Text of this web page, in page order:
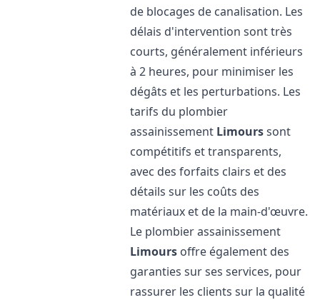
de blocages de canalisation. Les
délais d'intervention sont très
courts, généralement inférieurs
à 2 heures, pour minimiser les
dégâts et les perturbations. Les
tarifs du plombier
assainissement Limourssont
compétitifs et transparents,
avec des forfaits clairs et des
détails sur les coûts des
matériaux et de la main-d'œuvre.
Le plombier assainissement
Limours offre également des
garanties sur ses services, pour
rassurer les clients sur la qualité